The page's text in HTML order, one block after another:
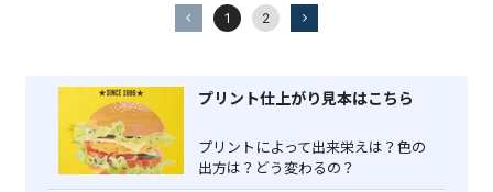
1 2
プリント仕上がり見本はこちら
プリントによって出来栄えは？色の
出方は？どう変わるの？